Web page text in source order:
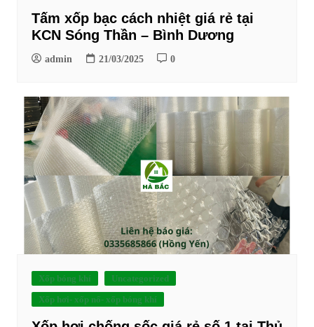
Tấm xốp bạc cách nhiệt giá rẻ tại
KCN Sóng Thần – Bình Dương
admin 21/03/2025 0
Xốp bóng khí
Uncategorized
Xốp hơi- xốp nổ- xốp bóng khí